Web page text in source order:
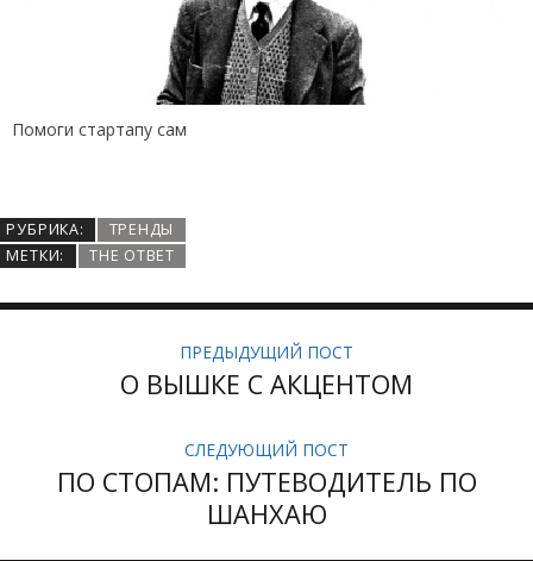
Помоги стартапу сам
РУБРИКА:
ТРЕНДЫ
МЕТКИ:
THE ОТВЕТ
ПРЕДЫДУЩИЙ ПОСТ
О ВЫШКЕ С АКЦЕНТОМ
СЛЕДУЮЩИЙ ПОСТ
ПО СТОПАМ: ПУТЕВОДИТЕЛЬ ПО
ШАНХАЮ